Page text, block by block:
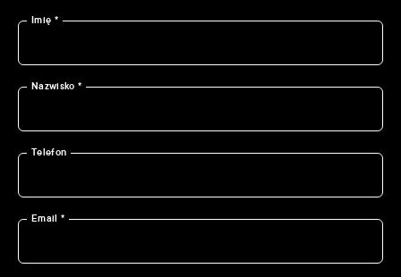
Imię *
Nazwisko *
Telefon
Email *